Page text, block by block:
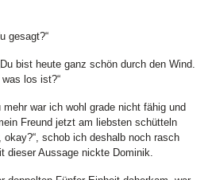
gesagt?“
bist heute ganz schön durch den Wind.
los ist?“
mehr war ich wohl grade nicht fähig und
Freund jetzt am liebsten schütteln
okay?“, schob ich deshalb noch rasch
dieser Aussage nickte Dominik.